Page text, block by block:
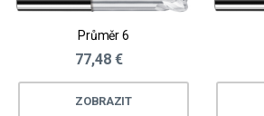
Průměr 6
77,48 €
ZOBRAZIT